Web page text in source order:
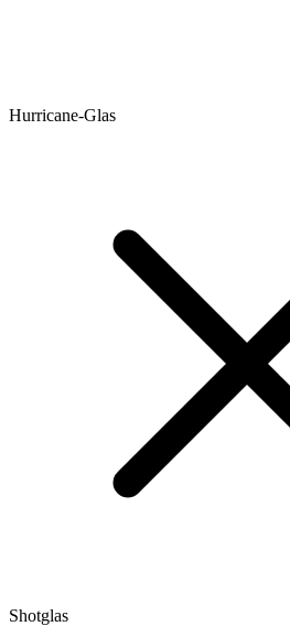
Hurricane-Glas
Shotglas